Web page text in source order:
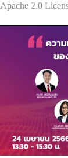
Apache 2.0